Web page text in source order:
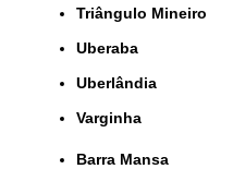
Triângulo Mineiro
Uberaba
Uberlândia
Varginha
Barra Mansa